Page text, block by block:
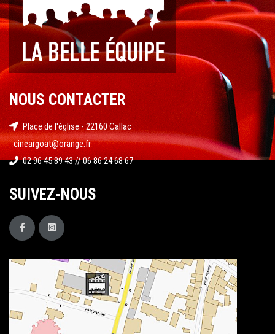
NOUS CONTACTER
Place de l'église - 22160 Callac
cineargoat@orange.fr
02 96 45 89 43 // 06 86 24 68 67
SUIVEZ-NOUS